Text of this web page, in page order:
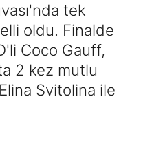
tek
oldu. Finalde
Coco Gauff,
2 kez mutlu
Svitolina ile